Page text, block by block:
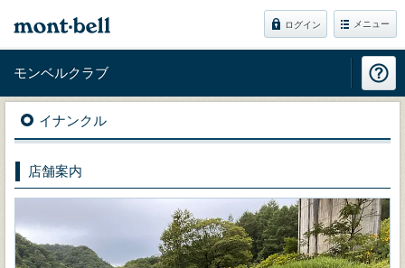
ログイン メニュー
モンベルクラブ
イナンクル
店舗案内